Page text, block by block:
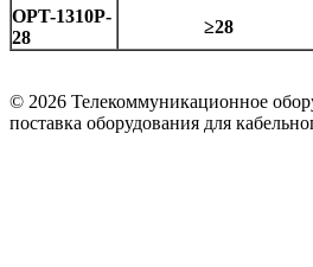
OPT-1310P-
28
≥28
© 2026 Телекоммуникационное
поставка оборудования для